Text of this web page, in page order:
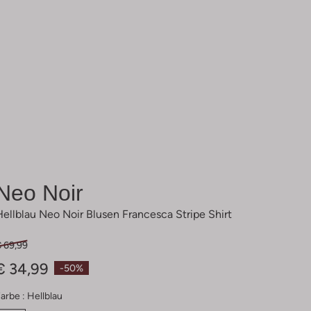
Noir
Neo Noir Blusen Francesca Stripe Shirt
-50%
69,99
34,99
: Hellblau